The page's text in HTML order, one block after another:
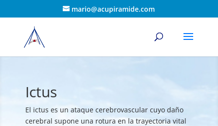
mario@acupiramide.com
Ictus
El ictus es un ataque cerebrovascular cuyo daño
cerebral supone una rotura en la trayectoria vital